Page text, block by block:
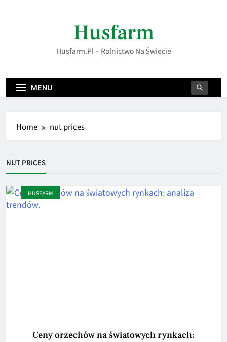
Husfarm
Husfarm.pl – Rolnictwo Na Świecie
MENU
Home nut prices
NUT PRICES
HUSFARM
Ceny orzechów na światowych rynkach: